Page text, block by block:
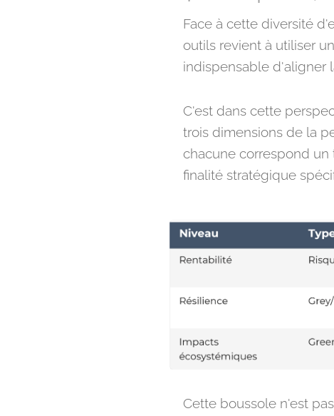
Face à cette diversité
outils revient à utiliser
indispensable d'aligner
C'est dans cette
trois dimensions de la
chacune correspond
finalité stratégique
Cette boussole n'est